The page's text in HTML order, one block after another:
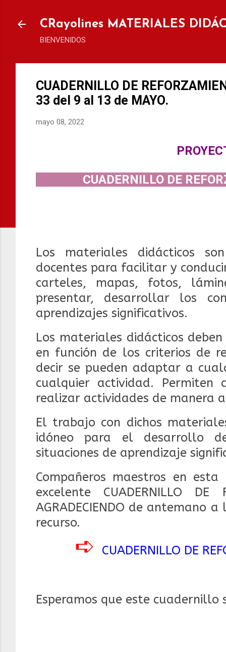
CRayolines MATERIALES
BIENVENIDOS
CUADERNILLO DE
33 del 9 al 13 de MAYO.
mayo 08, 2022
CUADERNILLO DE
Los materiales didácticos
docentes para facilitar y
carteles, mapas, fotos,
presentar, desarrollar los
aprendizajes significativos.
Los materiales didácticos
en función de los criterios de
decir se pueden adaptar a
cualquier actividad.
realizar actividades de manera
El trabajo con dichos
idóneo para el desarrollo
situaciones de aprendizaje
Compañeros maestros en
excelente CUADERNILLO DE
AGRADECIENDO de antemano
recurso.
➪ CUADERNILLO DE
Esperamos que este